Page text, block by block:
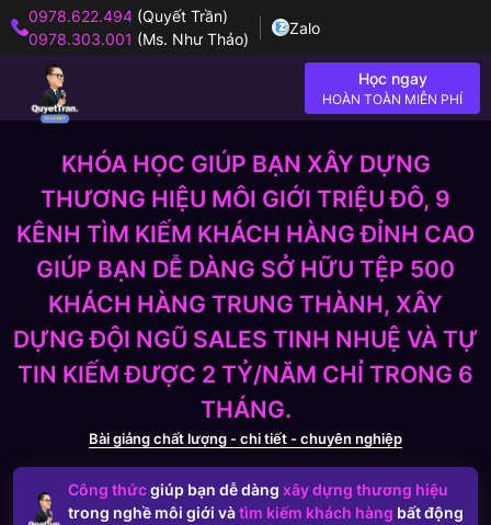
0978.622.494 (Quyết Trần)
0978.303.001 (Ms. Như Thảo)
Zalo
Học ngay
HOÀN TOÀN MIỄN PHÍ
KHÓA HỌC GIÚP BẠN XÂY DỰNG
THƯƠNG HIỆU MÔI GIỚI TRIỆU ĐÔ, 9
KÊNH TÌM KIẾM KHÁCH HÀNG ĐỈNH CAO
GIÚP BẠN DỄ DÀNG SỞ HỮU TỆP 500
KHÁCH HÀNG TRUNG THÀNH, XÂY
DỰNG ĐỘI NGŨ SALES TINH NHUỆ VÀ TỰ
TIN KIẾM ĐƯỢC 2 TỶ/NĂM CHỈ TRONG 6
THÁNG.
Bài giảng chất lượng - chi tiết - chuyên nghiệp
Công thứcgiúp bạn dễ dàng xây dựng thương hiệu
trong nghề môi giới vàtìm kiếm khách hàng bất động